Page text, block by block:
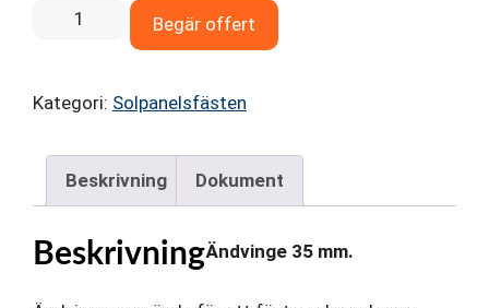
Ändvinge
mängd
Begär offert
Kategori: Solpanelsfästen
Beskrivning Dokument
BeskrivningÄndvinge 35 mm.